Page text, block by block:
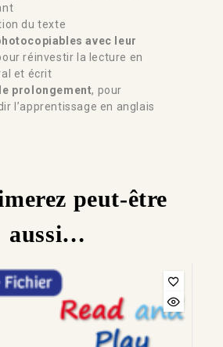
du texte
avec leur
réinvestir la lecture en
et écrit
prolongement, pour
l’apprentissage en anglais
peut-être
aussi…